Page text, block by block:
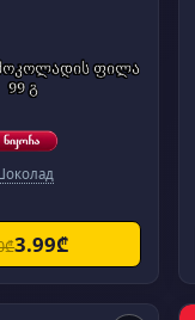
შოკოლადის ფილა
99 გ
3.99₾